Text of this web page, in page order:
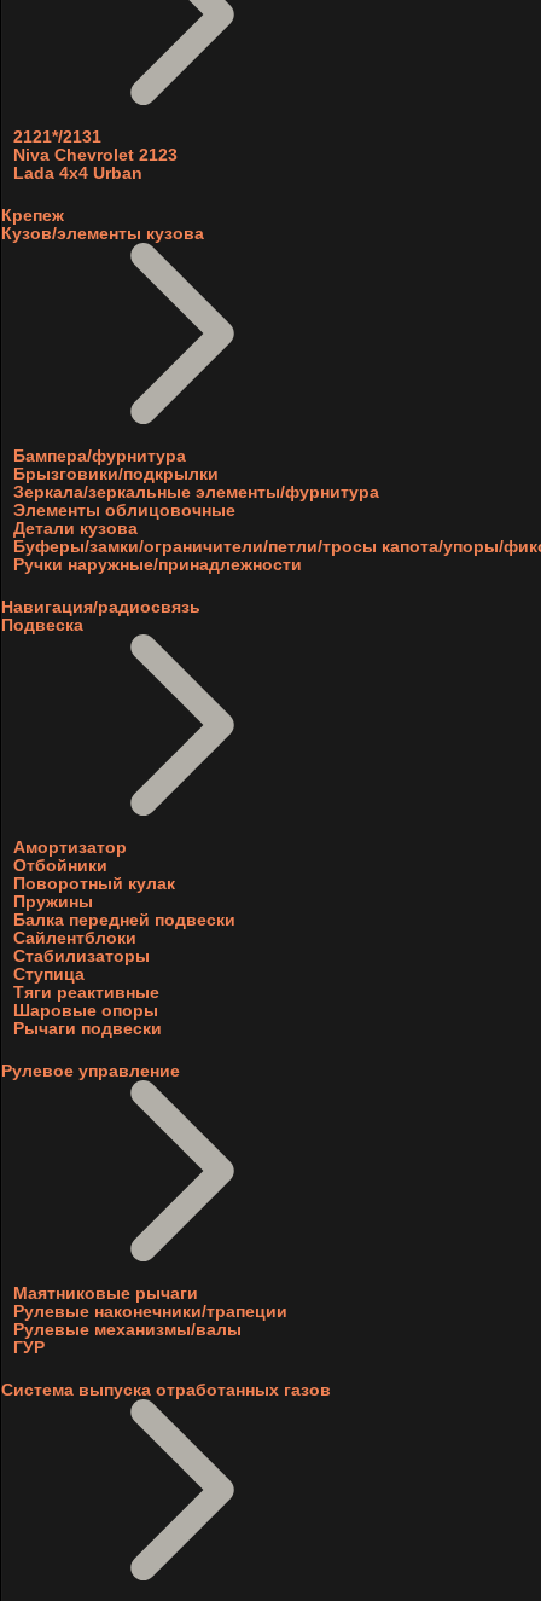
2121*/2131
Niva Chevrolet 2123
Lada 4x4 Urban
Крепеж
Кузов/элементы кузова
Бампера/фурнитура
Брызговики/подкрылки
Зеркала/зеркальные элементы/фурнитура
Элементы облицовочные
Детали кузова
Буферы/замки/ограничители/петли/тросы капота/упоры/
Ручки наружные/принадлежности
Навигация/радиосвязь
Подвеска
Амортизатор
Отбойники
Поворотный кулак
Пружины
Балка передней подвески
Сайлентблоки
Стабилизаторы
Ступица
Тяги реактивные
Шаровые опоры
Рычаги подвески
Рулевое управление
Маятниковые рычаги
Рулевые наконечники/трапеции
Рулевые механизмы/валы
ГУР
Система выпуска отработанных газов